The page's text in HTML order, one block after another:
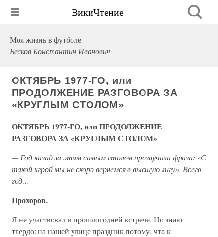
ВикиЧтение
Моя жизнь в футболе
Бесков Константин Иванович
ОКТЯБРЬ 1977-ГО, или
ПРОДОЛЖЕНИЕ РАЗГОВОРА ЗА
«КРУГЛЫМ СТОЛОМ»
ОКТЯБРЬ 1977-ГО, или ПРОДОЛЖЕНИЕ
РАЗГОВОРА ЗА «КРУГЛЫМ СТОЛОМ»
— Год назад за этим самым столом прозвучала фраза: «С
такой игрой мы не скоро вернемся в высшую лигу». Всего
год…
Прохоров.
Я не участвовал в прошлогодней встрече. Но знаю
твердо: на нашей улице праздник потому, что к